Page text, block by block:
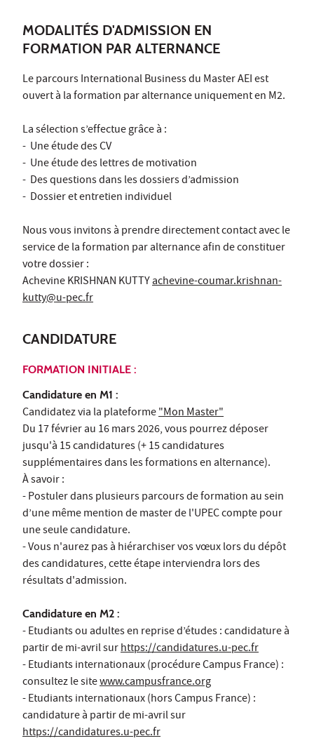
MODALITÉS D'ADMISSION EN
FORMATION PAR ALTERNANCE
Le parcours International Business du Master AEI est
ouvert à la formation par alternance uniquement en M2.
La sélection s’effectue grâce à :
- Une étude des CV
- Une étude des lettres de motivation
- Des questions dans les dossiers d’admission
- Dossier et entretien individuel
Nous vous invitons à prendre directement contact avec le
service de la formation par alternance afin de constituer
votre dossier :
Achevine KRISHNAN KUTTYachevine-coumar.krishnan-
kutty@u-pec.fr
CANDIDATURE
FORMATION INITIALE :
Candidature en M1 :
Candidatez via la plateforme"Mon Master"
Du 17 février au 16 mars 2026, vous pourrez déposer
jusqu'à 15 candidatures (+ 15 candidatures
supplémentaires dans les formations en alternance).
À savoir :
- Postuler dans plusieurs parcours de formation au sein
d’une même mention de master de l'UPEC compte pour
une seule candidature.
- Vous n'aurez pas à hiérarchiser vos vœux lors du dépôt
des candidatures, cette étape interviendra lors des
résultats d'admission.
Candidature en M2 :
- Etudiants ou adultes en reprise d’études : candidature à
partir de mi-avril surhttps://candidatures.u-pec.fr
- Etudiants internationaux (procédure Campus France) :
consultez le sitewww.campusfrance.org
- Etudiants internationaux (hors Campus France) :
candidature à partir de mi-avril sur
https://candidatures.u-pec.fr